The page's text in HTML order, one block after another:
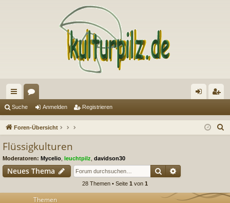
ch
ne
riff
en m ist
Suche Anmelden Registrieren
Foren-Übersicht
Flüssigkulturen
Moderatoren: Mycelio leuchtpilz davidson30
Neues Thema Suche
28 Themen • Seite 1 von 1
Themen